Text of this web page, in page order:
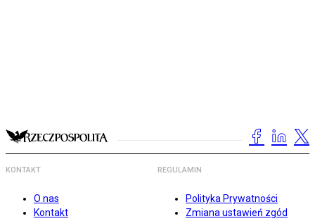
KONTAKT
O nas
Kontakt
REGULAMIN
Polityka Prywatności
Zmiana ustawień zgód